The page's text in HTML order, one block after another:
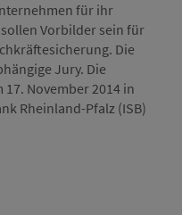
für ihr
Vorbilder sein für
Die
Jury. Die
November 2014 in
Rheinland-Pfalz (ISB)